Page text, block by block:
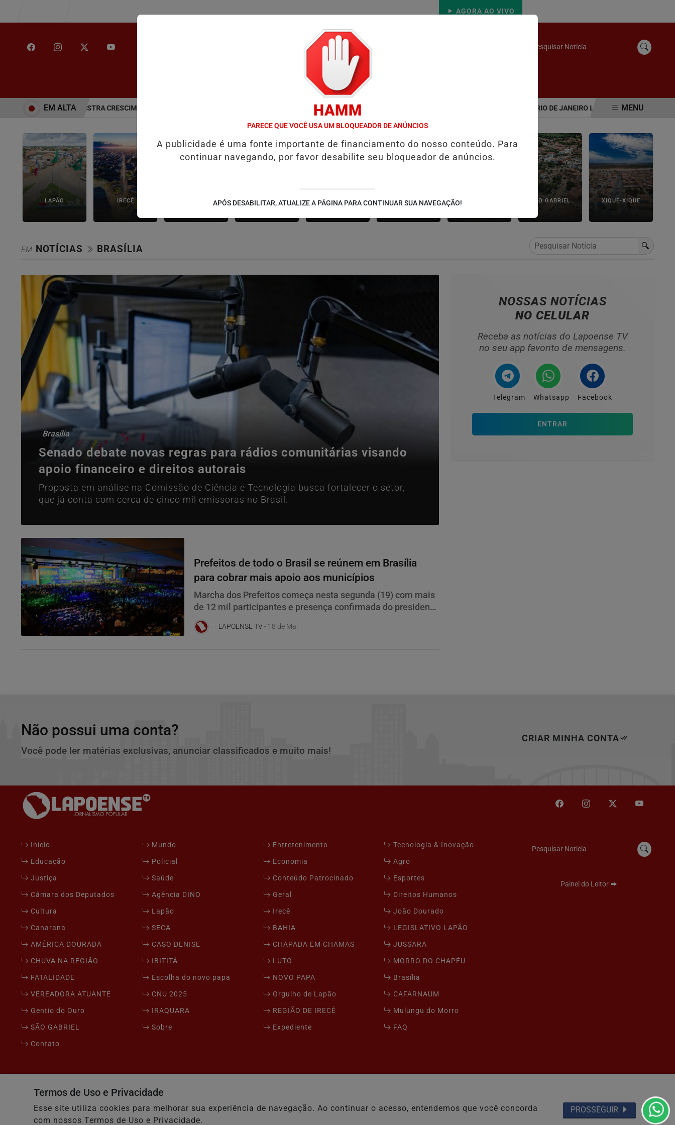
AGORA AO VIVO
Pesquisar Notícia
CONCURSOS
NA EDUCAÇÃO E REGISTRA CRESCIMENTO NOS INDICADORES DE APRENDIZAGEM MEGA-SENA ACUMULA E PRÊMIO PRINCIPAL CHEGA A R$ 165 MILHÕES RIO DE JANEIRO LIDERA DENÚNCIAS DE
EM ALTA MENU
LAPÃO IRECÊ JOÃO DOURADO CANARANA AMÉRICA DOURADA JUSSARA SÃO GABRIEL XIQUE-XIQUE
EM NOTÍCIAS BRASÍLIA 🔍
Brasília
Senado debate novas regras para rádios comunitárias visando
apoio financeiro e direitos autorais
Proposta em análise na Comissão de Ciência e Tecnologia busca fortalecer o setor,
que já conta com cerca de cinco mil emissoras no Brasil.
Prefeitos de todo o Brasil se reúnem em Brasília
para cobrar mais apoio aos municípios
Marcha dos Prefeitos começa nesta segunda (19) com mais
de 12 mil participantes e presença confirmada do presidente
Lula
LAPOENSE TV- 18 de Mai
NOSSAS NOTÍCIAS
NO CELULAR
Receba as notícias do Lapoense TV
no seu app favorito de mensagens.
Telegram Whatsapp Facebook
ENTRAR
Não possui uma conta?
Você pode ler matérias exclusivas, anunciar classificados e muito mais!
CRIAR MINHA CONTA
Início Mundo Entretenimento
Tecnologia & Inovação
Educação
Policial Economia
Agro
Justiça
Saúde Conteúdo Patrocinado
Esportes
Câmara dos Deputados
Agência DINO Geral
Direitos Humanos
Cultura
Lapão Irecê
João Dourado
Canarana
SECA BAHIA
LEGISLATIVO LAPÃO
AMÉRICA DOURADA
CASO DENISE CHAPADA EM CHAMAS
JUSSARA
CHUVA NA REGIÃO
IBITITÁ LUTO
MORRO DO CHAPÉU
FATALIDADE
Escolha do novo papa NOVO PAPA
Brasília
VEREADORA ATUANTE
CNU 2025 Orgulho de Lapão
CAFARNAUM
Gentio do Ouro
IRAQUARA REGIÃO DE IRECÊ
Mulungu do Morro
SÃO GABRIEL
Sobre Expediente
FAQ
Contato
Pesquisar Notícia
Painel do Leitor
HAMM
PARECE QUE VOCÊ USA UM BLOQUEADOR DE ANÚNCIOS
A publicidade é uma fonte importante de financiamento do nosso conteúdo. Para
continuar navegando, por favor desabilite seu bloqueador de anúncios.
APÓS DESABILITAR, ATUALIZE A PÁGINA PARA CONTINUAR SUA NAVEGAÇÃO!
Termos de Uso e Privacidade
Esse site utiliza cookies para melhorar sua experiência de navegação. Ao continuar o acesso, entendemos que você concorda
com nossos Termos de Uso e Privacidade.
PROSSEGUIR